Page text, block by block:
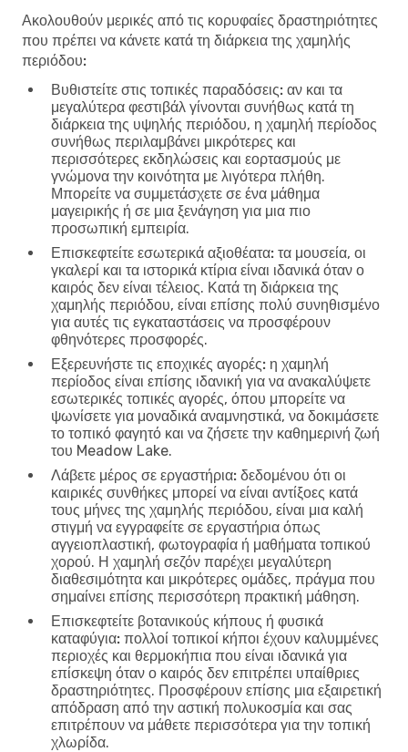
Ακολουθούν μερικές από τις κορυφαίες δραστηριότητες
που πρέπει να κάνετε κατά τη διάρκεια της χαμηλής
περιόδου:
Βυθιστείτε στις τοπικές παραδόσεις: αν και τα
μεγαλύτερα φεστιβάλ γίνονται συνήθως κατά τη
διάρκεια της υψηλής περιόδου, η χαμηλή περίοδος
συνήθως περιλαμβάνει μικρότερες και
περισσότερες εκδηλώσεις και εορτασμούς με
γνώμονα την κοινότητα με λιγότερα πλήθη.
Μπορείτε να συμμετάσχετε σε ένα μάθημα
μαγειρικής ή σε μια ξενάγηση για μια πιο
προσωπική εμπειρία.
Επισκεφτείτε εσωτερικά αξιοθέατα: τα μουσεία, οι
γκαλερί και τα ιστορικά κτίρια είναι ιδανικά όταν ο
καιρός δεν είναι τέλειος. Κατά τη διάρκεια της
χαμηλής περιόδου, είναι επίσης πολύ συνηθισμένο
για αυτές τις εγκαταστάσεις να προσφέρουν
φθηνότερες προσφορές.
Εξερευνήστε τις εποχικές αγορές: η χαμηλή
περίοδος είναι επίσης ιδανική για να ανακαλύψετε
εσωτερικές τοπικές αγορές, όπου μπορείτε να
ψωνίσετε για μοναδικά αναμνηστικά, να δοκιμάσετε
το τοπικό φαγητό και να ζήσετε την καθημερινή ζωή
του Meadow Lake.
Λάβετε μέρος σε εργαστήρια: δεδομένου ότι οι
καιρικές συνθήκες μπορεί να είναι αντίξοες κατά
τους μήνες της χαμηλής περιόδου, είναι μια καλή
στιγμή να εγγραφείτε σε εργαστήρια όπως
αγγειοπλαστική, φωτογραφία ή μαθήματα τοπικού
χορού. Η χαμηλή σεζόν παρέχει μεγαλύτερη
διαθεσιμότητα και μικρότερες ομάδες, πράγμα που
σημαίνει επίσης περισσότερη πρακτική μάθηση.
Επισκεφτείτε βοτανικούς κήπους ή φυσικά
καταφύγια: πολλοί τοπικοί κήποι έχουν καλυμμένες
περιοχές και θερμοκήπια που είναι ιδανικά για
επίσκεψη όταν ο καιρός δεν επιτρέπει υπαίθριες
δραστηριότητες. Προσφέρουν επίσης μια εξαιρετική
απόδραση από την αστική πολυκοσμία και σας
επιτρέπουν να μάθετε περισσότερα για την τοπική
χλωρίδα.